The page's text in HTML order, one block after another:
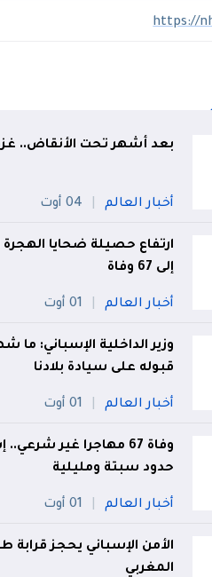
https://
بعد أشهر تحت الأنقاض.. غزة تشيّع
أخبار العالم 04 أوت
ارتفاع حصيلة ضحايا
إلى 67 وفاة
أخبار العالم 01 أوت
وزير الداخلية الإسباني:
قبوله على سيادة بلادنا
أخبار العالم 01 أوت
وفاة 67 مهاجرا غير
حدود سبتة ومليلية
أخبار العالم 01 أوت
الأمن الإسباني يحجز
المغربي